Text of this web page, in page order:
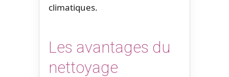
climatiques.
Les avantages du
nettoyage